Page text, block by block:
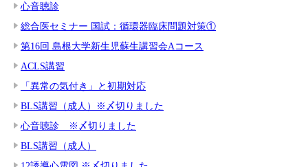
心音聴診
総合医セミナー 国試：循環器臨床問題対策①
第16回 島根大学新生児蘇生講習会Aコース
ACLS講習
「異常の気付き」と初期対応
BLS講習（成人）※〆切りました
心音聴診 ※〆切りました
BLS講習（成人）